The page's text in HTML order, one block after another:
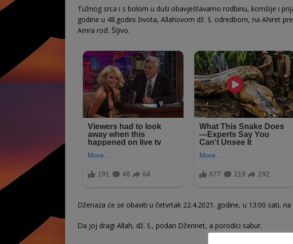
Tužnog srca i s bolom u duši obavještavamo rodbinu, komšije i
godine u 48.godini života, Allahovom dž. š. odredbom, na Ahiret
Amra rođ. Šljivo.
Dženaza će se obaviti u četvrtak 22.4.2021. godine, u 13:00 sati,
Da joj dragi Allah, dž. š., podari Džennet, a porodici sabur.